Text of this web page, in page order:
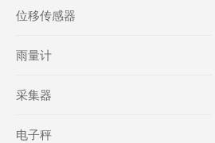
位移传感器
雨量计
采集器
电子秤